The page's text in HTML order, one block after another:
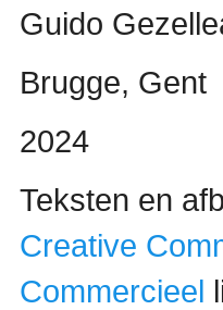
Guido
Brugge, Gent
2024
Teksten en
Creative
Commercieel